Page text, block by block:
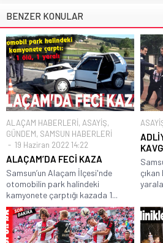
BENZER KONULAR
ALAÇAM HABERLERİ, ASAYİŞ,
GÜNDEM, SAMSUN HABERLERİ
19 Haziran 2022 14:22
ALAÇAM’DA FECİ KAZA
Samsun’un Alaçam İlçesi'nde
otomobilin park halindeki
kamyonete çarptığı kazada 1...